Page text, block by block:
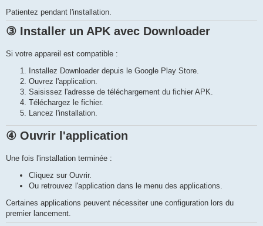
Patientez pendant l'installation.
③ Installer un APK avec Downloader
Si votre appareil est compatible :
Installez Downloader depuis le Google Play Store.
Ouvrez l'application.
Saisissez l'adresse de téléchargement du fichier APK.
Téléchargez le fichier.
Lancez l'installation.
④ Ouvrir l'application
Une fois l'installation terminée :
Cliquez sur Ouvrir.
Ou retrouvez l'application dans le menu des applications.
Certaines applications peuvent nécessiter une configuration lors du
premier lancement.